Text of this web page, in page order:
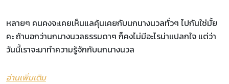
หลายๆ คนคงจะเคยเห็นแลคุ้นเคยกับนกนางนวลทั่วๆ ไปกันใช่มั้ย
คะ ถ้าบอกว่านกนางนวลธรรมดาๆ ก็คงไม่มีอะไรน่าแปลกใจ แต่ว่า
วันนี้เราจะมาทำความรู้จักกับนกนางนวล
อ่านเพิ่มเติม